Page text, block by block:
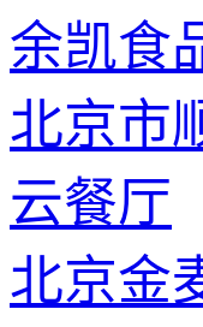
余凯食
北京市
云餐厅
北京金